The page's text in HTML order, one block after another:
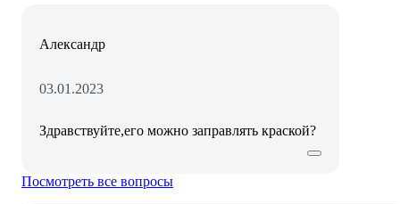
Александр
03.01.2023
Здравствуйте,его можно заправлять краской?
Посмотреть все вопросы